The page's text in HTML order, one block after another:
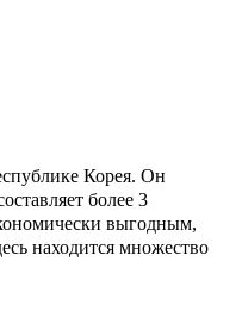
Корея. Он
более 3
выгодным,
находится множество